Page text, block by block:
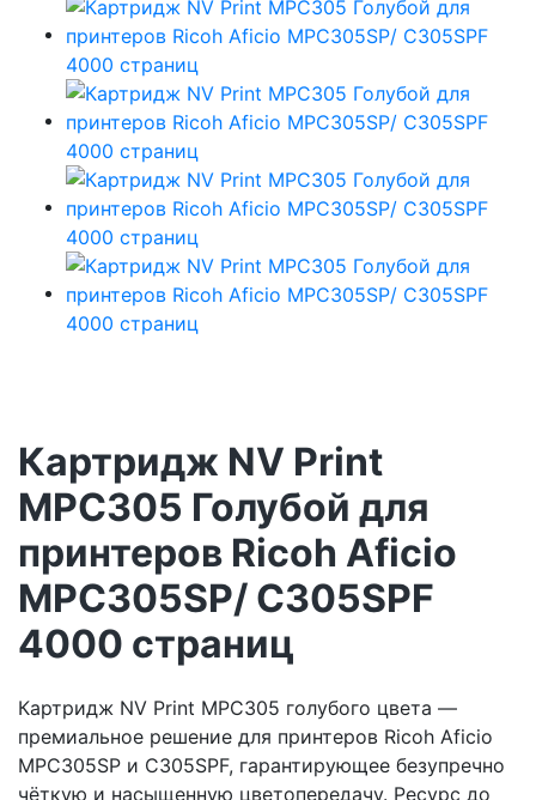
Картридж NV Print
MPC305 Голубой для
принтеров Ricoh Aficio
MPC305SP/ C305SPF
4000 страниц
Картридж NV Print MPC305 голубого цвета —
премиальное решение для принтеров Ricoh Aficio
MPC305SP и C305SPF, гарантирующее безупречно
чёткую и насыщенную цветопередачу. Ресурс до